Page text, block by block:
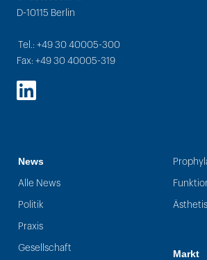
D-10115 Berlin
Tel.: +49 30 40005-300
Fax: +49 30 40005-319
LinkedIn
News
Alle News
Politik
Praxis
Gesellschaft
Markt